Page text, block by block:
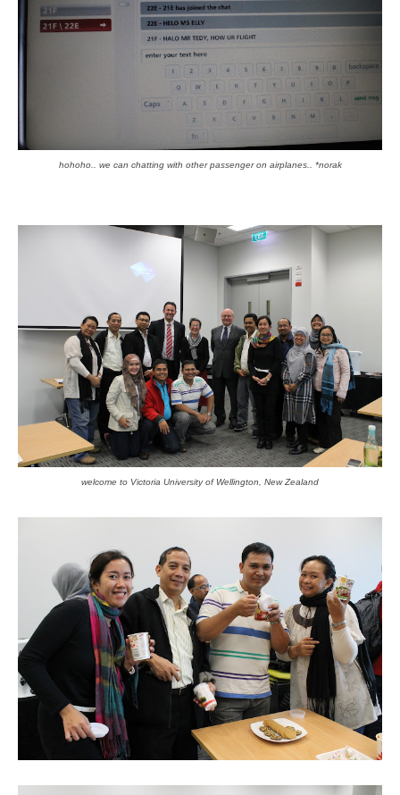
hohoho.. we can chatting with other passenger on airplanes.. *norak
welcome to Victoria University of Wellington, New Zealand